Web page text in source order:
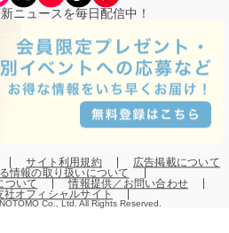
ニュースを毎日配信中！
サイト利用規約
広告掲載について
情報の取り扱いについて
ついて
情報提供／お問い合わせ
社オフィシャルサイト
Co., Ltd. All Rights Reserved.